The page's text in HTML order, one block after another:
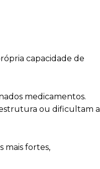
capacidade de
medicamentos.
ou dificultam a
mais fortes,